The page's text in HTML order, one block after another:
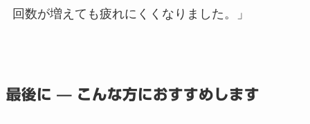
回数が増えても疲れにくくなりました。」
最後に — こんな方におすすめします